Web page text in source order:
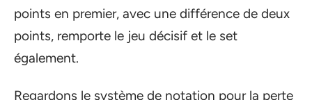
points en premier, avec une différence de deux
points, remporte le jeu décisif et le set
également.
Regardons le système de notation pour la perte